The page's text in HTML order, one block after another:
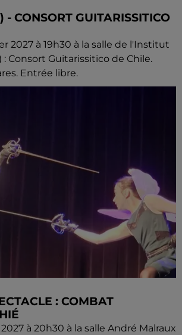
- CONSORT GUITARISSITICO
2027 à 19h30 à la salle de l'Institut
: Consort Guitarissitico de Chile.
Entrée libre.
: COMBAT
à 20h30 à la salle André Malraux